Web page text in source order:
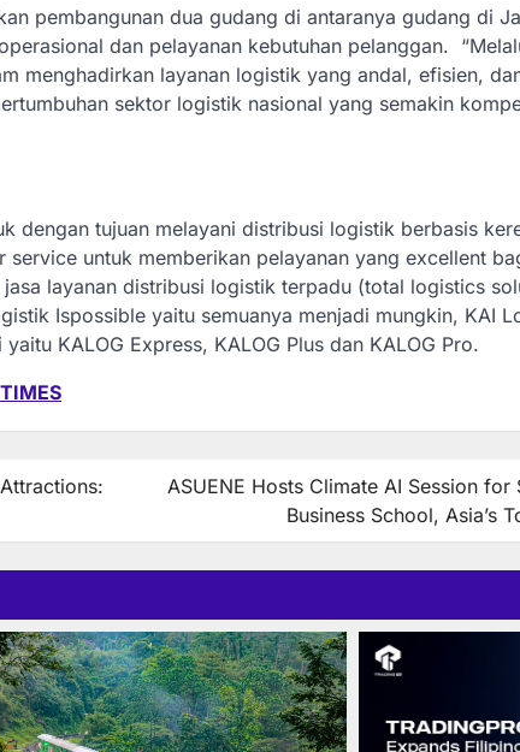
pembangunan dua gudang di antaranya gudang di
dan pelayanan kebutuhan pelanggan.
menghadirkan layanan logistik yang andal, efisien,
sektor logistik nasional yang semakin
dengan tujuan melayani distribusi logistik berbasis
untuk memberikan pelayanan yang excellent
layanan distribusi logistik terpadu (total logistics
Ispossible yaitu semuanya menjadi mungkin, KAI
KALOG Express, KALOG Plus dan KALOG Pro.
ASUENE Hosts Climate AI Session for
Business School, Asia’s